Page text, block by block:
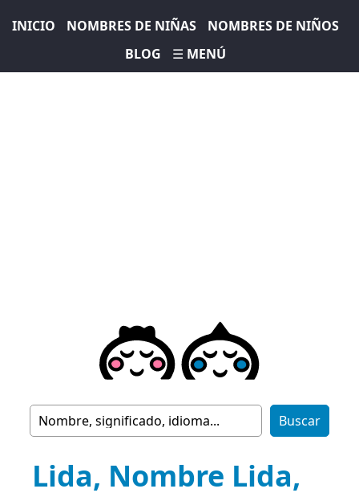
INICIO NOMBRES DE NIÑAS
NOMBRES DE NIÑOS
BLOG
☰ MENÚ
Lida, Nombre Lida,